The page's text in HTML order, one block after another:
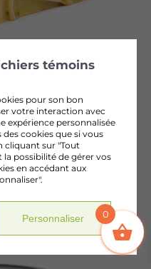
&
+ tx
témoins
pour son bon
votre interaction avec
expérience personnalisée
cookies que si vous
cliquant sur "Tout
la possibilité de gérer vos
en accédant aux
Personnaliser 0